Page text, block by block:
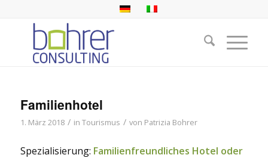
Familienhotel
1. März 2018 / in Tourismus / von Patrizia Bohrer
Spezialisierung: Familienfreundliches Hotel oder